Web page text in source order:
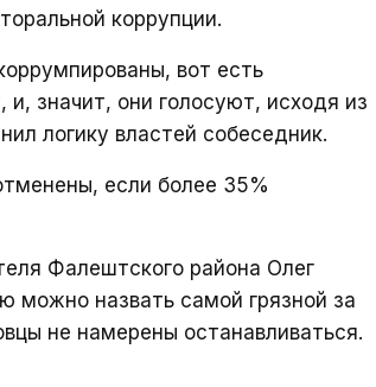
коррупции.
вот есть
значит, они голосуют, исходя из
логику властей собеседник.
если более 35%
Фалештского района Олег
можно назвать самой грязной за
не намерены останавливаться.